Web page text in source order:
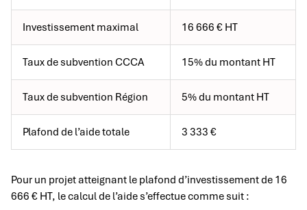
Investissement maximal 16 666 € HT
Taux de subvention CCCA 15% du montant HT
Taux de subvention Région 5% du montant HT
Plafond de l’aide totale 3 333 €
Pour un projet atteignant le plafond d’investissement de 16
666 € HT, le calcul de l’aide s’effectue comme suit :